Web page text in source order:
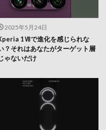
2025年5月24日
1Ⅶで進化を感じられな
？それはあなたがターゲット層
ゃないだけ